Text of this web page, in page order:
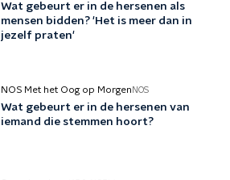
Wat gebeurt er in de hersenen als
mensen bidden? 'Het is meer dan in
jezelf praten'
NOS Met het Oog op Morgen NOS
Wat gebeurt er in de hersenen van
iemand die stemmen hoort?